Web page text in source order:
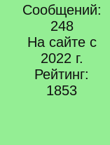
Сообщений:
248
На сайте с
2022 г.
Рейтинг:
1853